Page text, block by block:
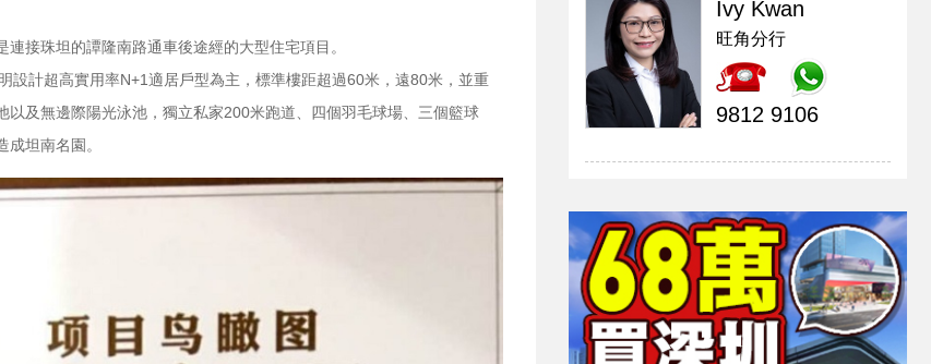
連接珠坦的譚隆南路通車後途經的大型住宅項目。
設計超高實用率N+1適居戶型為主，標準樓距超過60米，遠80米，並重
以及無邊際陽光泳池，獨立私家200米跑道、四個羽毛球場、三個籃球
坦南名園。
Ivy Kwan
旺角分行
9812 9106